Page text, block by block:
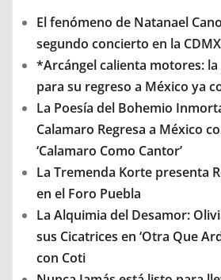
El fenómeno de Natanael
segundo concierto en la CDMX
*Arcángel calienta motores:
para su regreso a México ya
La Poesía del Bohemio
Calamaro Regresa a México
‘Calamaro Como Cantor’
La Tremenda Korte presenta
en el Foro Puebla
La Alquimia del Desamor:
sus Cicatrices en ‘Otra Que
con Coti